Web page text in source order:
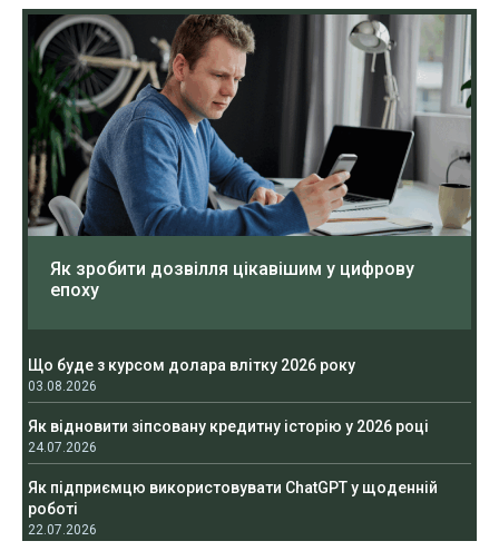
Як зробити дозвілля цікавішим у цифрову
епоху
Що буде з курсом долара влітку 2026 року
03.08.2026
Як відновити зіпсовану кредитну історію у 2026 році
24.07.2026
Як підприємцю використовувати ChatGPT у щоденній
роботі
22.07.2026